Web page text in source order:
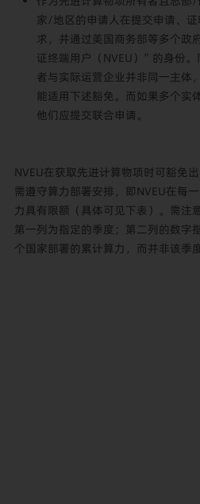
家/地区的申请人在提交申请、
求，并通过美国商务部等多个政
证终端用户（NVEU）”的身份
者与实际运营企业并非同一主体
能适用下述豁免。而如果多个实
他们应提交联合申请。
NVEU在获取先进计算物项时可豁免
需遵守算力部署安排，即NVEU在每
力具有限额（具体可见下表）。需注
第一列为指定的季度；第二列的数字
个国家部署的累计算力，而并非该季